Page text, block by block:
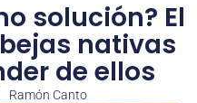
solución? El
nativas
de ellos
Ramón Canto